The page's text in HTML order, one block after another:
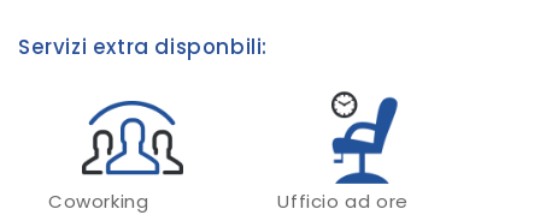
Servizi extra disponbili:
Coworking Ufficio ad ore